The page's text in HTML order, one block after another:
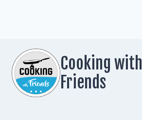
Cooking with
Friends